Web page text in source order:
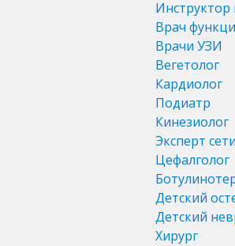
Инструктор
Врач
Врачи УЗИ
Вегетолог
Кардиолог
Подиатр
Кинезиолог
Эксперт сети
Цефалголог
Детский
Детский
Хирург